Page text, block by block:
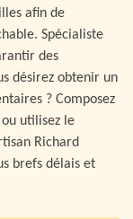
afin de
Spécialiste
des
désirez obtenir un
? Composez
utilisez le
Richard
brefs délais et